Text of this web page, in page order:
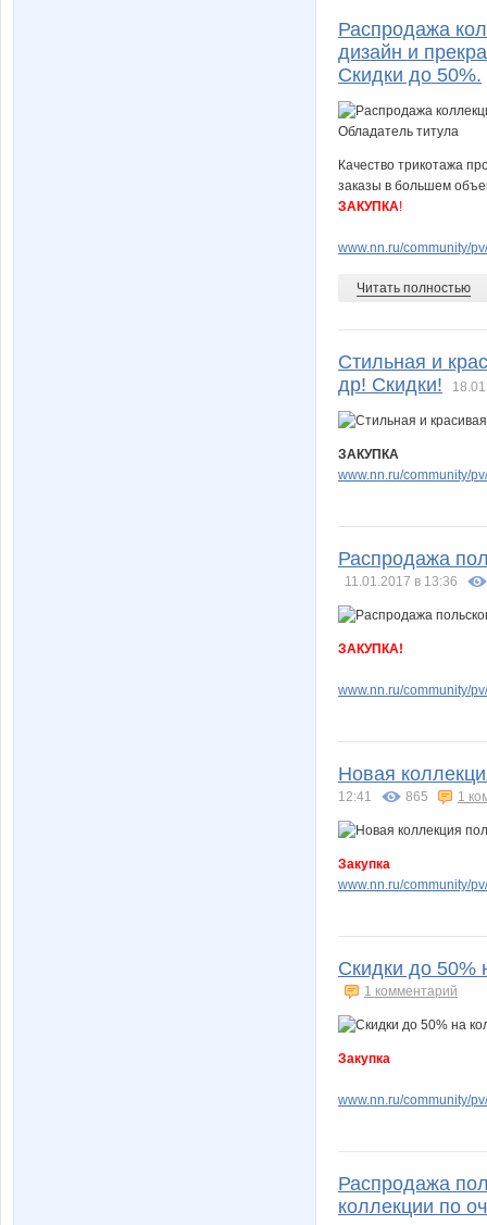
Распродажа
дизайн и
Скидки до 50%.
Качество трикотажа
заказы в большем
ЗАКУПКА!
www.nn.ru/community/
Читать полностью
Стильная и
др! Скидки!
ЗАКУПКА
www.nn.ru/community/
Распродажа
11.01.2017 в 13:36
ЗАКУПКА!
www.nn.ru/community/
Новая
12:41 865 1
Закупка
www.nn.ru/community/
Скидки до 50%
1 комментарий
Закупка
www.nn.ru/community/
Распродажа
коллекции по